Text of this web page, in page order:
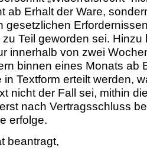
ab Erhalt der Ware,
gesetzlichen
Teil geworden sei. Hinzu
innerhalb von zwei
binnen eines Monats ab
Textform erteilt werden,
nicht der Fall sei, mithin
nach Vertragsschluss
erfolge.
beantragt,